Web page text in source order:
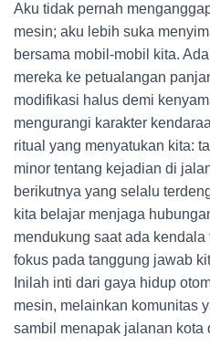
Aku tidak pernah
mesin; aku lebih suka
bersama mobil-mobil kita.
mereka ke petualangan
modifikasi halus demi
mengurangi karakter
ritual yang menyatukan kita:
minor tentang kejadian di
berikutnya yang selalu
kita belajar menjaga
mendukung saat ada
fokus pada tanggung jawab
Inilah inti dari gaya hidup
mesin, melainkan komunitas
sambil menapak jalanan kota